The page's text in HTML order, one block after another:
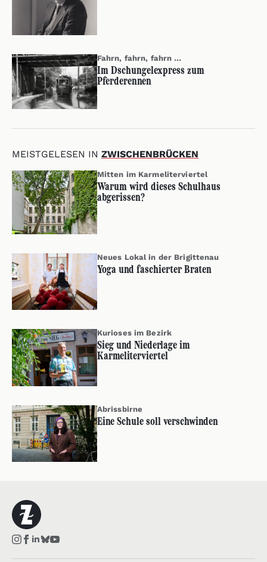
Fahrn, fahrn, fahrn …
Im Dschungelexpress zum
Pferderennen
MEISTGELESEN IN ZWISCHENBRÜCKEN
Mitten im Karmeliterviertel
Warum wird dieses Schulhaus
abgerissen?
Neues Lokal in der Brigittenau
Yoga und faschierter Braten
Kurioses im Bezirk
Sieg und Niederlage im
Karmeliterviertel
Abrissbirne
Eine Schule soll verschwinden